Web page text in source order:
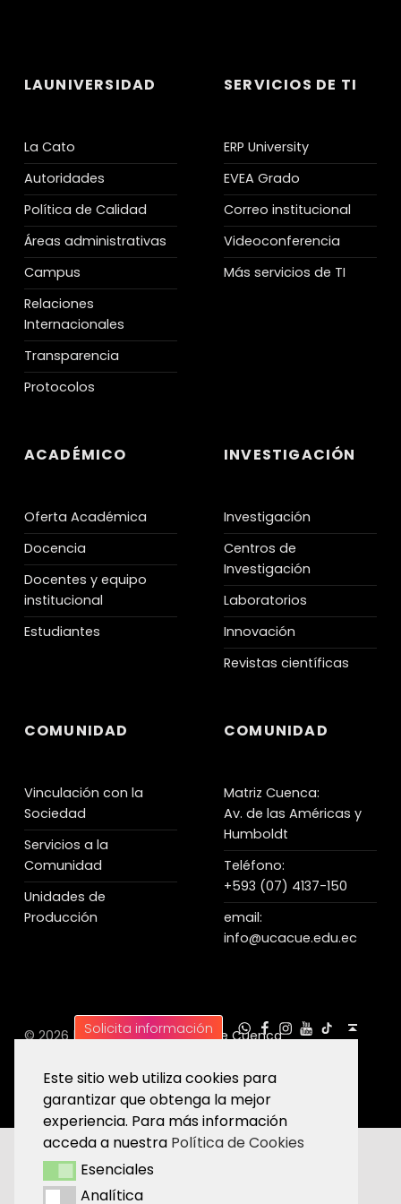
LAUNIVERSIDAD
La Cato
Autoridades
Política de Calidad
Áreas administrativas
Campus
Relaciones
Internacionales
Transparencia
Protocolos
SERVICIOS DE TI
ERP University
EVEA Grado
Correo institucional
Videoconferencia
Más servicios de TI
ACADÉMICO
Oferta Académica
Docencia
Docentes y equipo
institucional
Estudiantes
INVESTIGACIÓN
Investigación
Centros de
Investigación
Laboratorios
Innovación
Revistas científicas
COMUNIDAD
Vinculación con la
Sociedad
Servicios a la
Comunidad
Unidades de
Producción
COMUNIDAD
Matriz Cuenca:
Av. de las Américas y
Humboldt
Teléfono:
+593 (07) 4137-150
email:
info@ucacue.edu.ec
© 2026 |Universidad Católica de Cuenca
Solicita información
UC WhatsApp
UC en Facebook
UC en Instagram
UC en Youtube
UC Tiktok
Este sitio web utiliza cookies para
garantizar que obtenga la mejor
experiencia. Para más información
acceda a nuestra Política de Cookies
Esenciales
Esenciales
AnalíticaAnalítica